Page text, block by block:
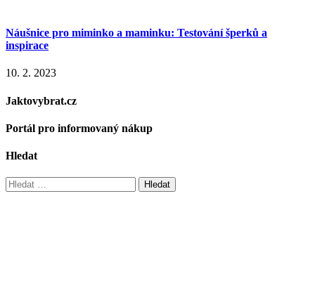
Náušnice pro miminko a maminku: Testování šperků a
inspirace
10. 2. 2023
Jaktovybrat.cz
Portál pro informovaný nákup
Hledat
Vyhledávání